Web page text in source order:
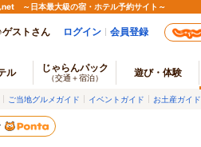
～日本最大級の宿・ホテル予約サイト～
ゲストさん ログイン 会員登録
ル じゃらんパック
（交通＋宿泊） 遊び・体験
ご当地グルメガイド イベントガイド お土産ガイド